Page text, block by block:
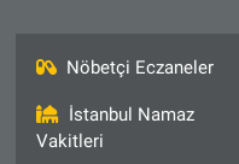
Nöbetçi Eczaneler
İstanbul Namaz
Vakitleri